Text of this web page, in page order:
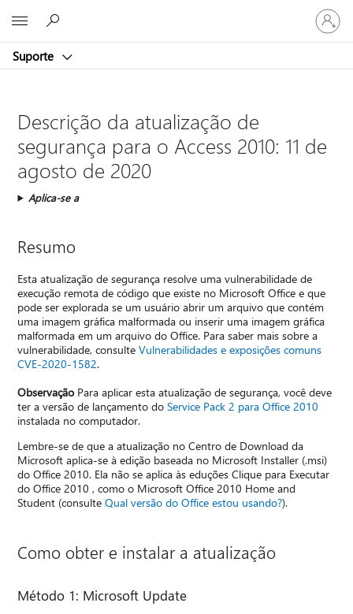
Suporte
Entre
em
sua
Descrição da atualização de
segurança para o Access 2010: 11 de
agosto de 2020
Aplica-se a
Resumo
Esta atualização de segurança resolve uma vulnerabilidade de
execução remota de código que existe no Microsoft Office e que
pode ser explorada se um usuário abrir um arquivo que contém
uma imagem gráfica malformada ou inserir uma imagem gráfica
malformada em um arquivo do Office. Para saber mais sobre a
vulnerabilidade, consulteVulnerabilidades e exposições comuns
CVE-2020-1582.
Observação Para aplicar esta atualização de segurança, você deve
ter a versão de lançamento doService Pack 2 para Office 2010
instalada no computador.
Lembre-se de que a atualização no Centro de Download da
Microsoft aplica-se à edição baseada no Microsoft Installer (.msi)
do Office 2010. Ela não se aplica às eduções Clique para Executar
do Office 2010 , como o Microsoft Office 2010 Home and
Student (consulteQual versão do Office estou usando?).
Como obter e instalar a atualização
Método 1: Microsoft Update